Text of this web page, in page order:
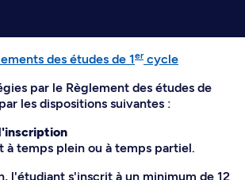
des études de 1ercycle
par le Règlement des études de
les dispositions suivantes :
à temps plein ou à temps partiel.
l'étudiant s'inscrit à un minimum de 12